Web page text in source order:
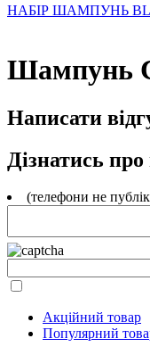
НАБІР ШАМПУНЬ
Шампунь
Написати
Дізнатись
(телефони не
Акційний товар
Популярний